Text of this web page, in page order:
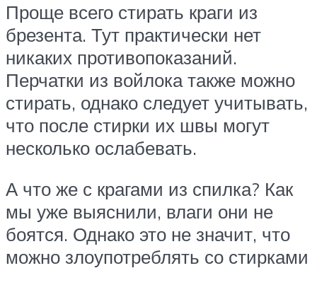
Проще всего стирать краги из
брезента. Тут практически нет
никаких противопоказаний.
Перчатки из войлока также можно
стирать, однако следует учитывать,
что после стирки их швы могут
несколько ослабевать.
А что же с крагами из спилка? Как
мы уже выяснили, влаги они не
боятся. Однако это не значит, что
можно злоупотреблять со стирками